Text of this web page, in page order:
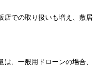
店での取り扱いも増え、敷居
、一般用ドローンの場合、